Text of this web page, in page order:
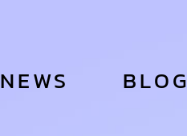
NEWS BLOG